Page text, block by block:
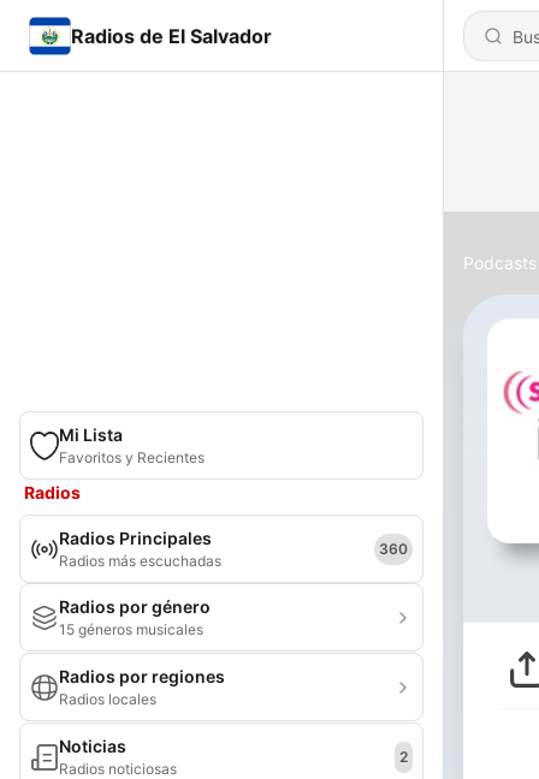
Radios de El Salvador
Mi Lista
Favoritos y Recientes
Radios
Radios Principales
Radios más escuchadas
360
Radios por género
15 géneros musicales
Radios por regiones
Radios locales
Noticias
Radios noticiosas
2
Podcasts